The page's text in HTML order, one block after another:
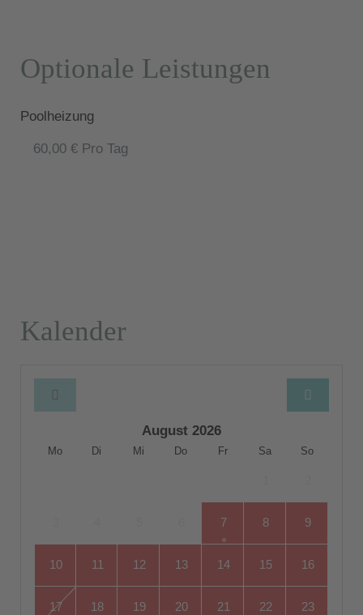
Optionale Leistungen
Poolheizung
60,00 € Pro Tag
Kalender
August 2026
Mo Di Mi Do Fr Sa So
7 8 9
10 11 12 13 14 15 16
17 18 19 20 21 22 23